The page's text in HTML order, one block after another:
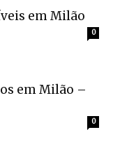
em Milão
0
em Milão –
0